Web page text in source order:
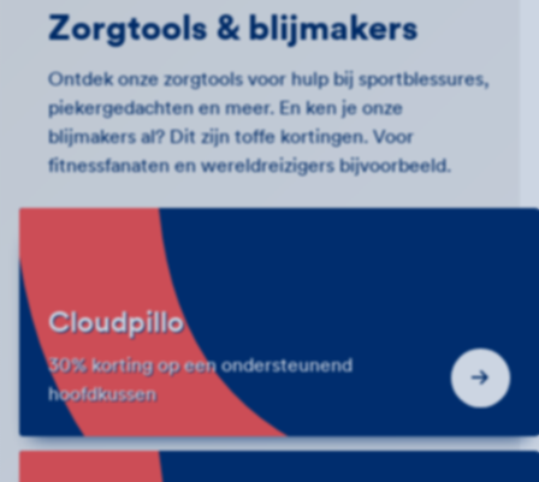
Zorgtools & blijmakers
Ontdek onze zorgtools voor hulp bij sportblessures,
piekergedachten en meer. En ken je onze
blijmakers al? Dit zijn toffe kortingen. Voor
fitnessfanaten en wereldreizigers bijvoorbeeld.
Cloudpillo
30% korting op een ondersteunend
hoofdkussen